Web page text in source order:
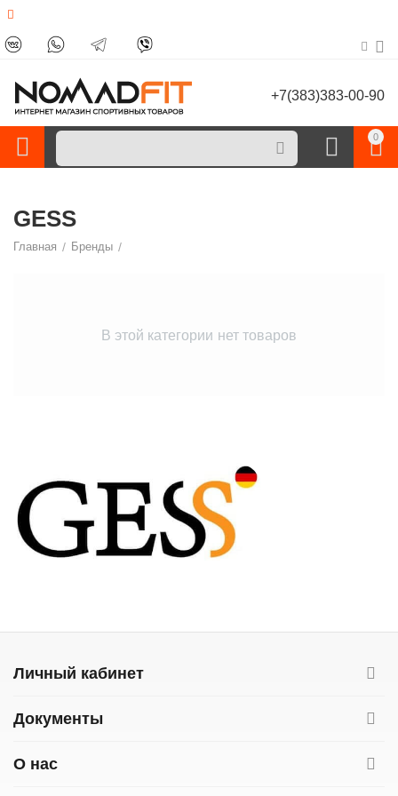
+7(383)383-00-90
0
GESS
Главная / Бренды /
В этой категории нет товаров
Личный кабинет
Документы
О нас